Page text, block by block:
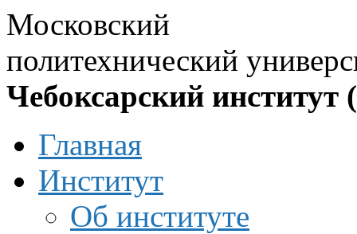
Московский
политехнический
Чебоксарский институт
Главная
Институт
Об институте